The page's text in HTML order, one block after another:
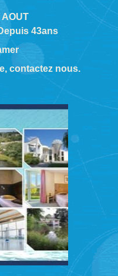
43ans
contactez nous.